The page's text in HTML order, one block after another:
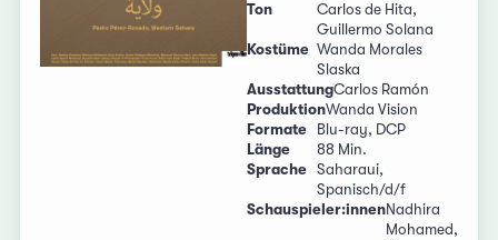
Ton
Carlos de Hita,
Guillermo Solana
Kostüme Wanda Morales
Slaska
AusstattungCarlos Ramón
ProduktionWanda Vision
Formate
Blu-ray, DCP
Länge
88 Min.
Sprache
Saharaui,
Spanisch/d/f
Schauspieler:innenNadhira
Mohamed,